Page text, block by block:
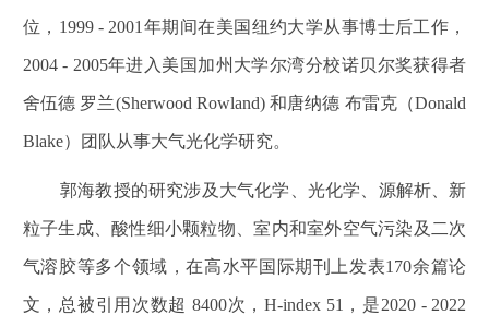
位， 1999 - 2001 年期间在美国纽约大学从事博士后工作，
2004 - 2005年进入美国加州大学尔湾分校诺贝尔奖获得者
舍伍德 罗兰(Sherwood Rowland) 和唐纳德 布雷克（Donald
Blake）团队从事大气光化学研究。
郭海教授的研究涉及大气化学、光化学、源解析、新
粒子生成、酸性细小颗粒物、室内和室外空气污染及二次
气溶胶等多个领域，在高水平国际期刊上发表170余篇论
文，总被引用次数超 8400次， H-index 51 ，是2020 - 2022